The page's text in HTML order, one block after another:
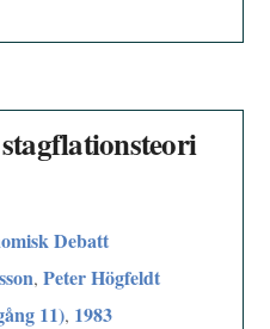
Debatt
,Peter Högfeldt
11), 1983